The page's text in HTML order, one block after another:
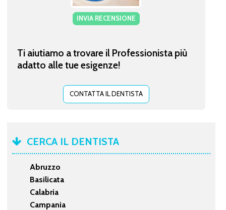
INVIA RECENSIONE
Ti aiutiamo a trovare il Professionista più
adatto alle tue esigenze!
CONTATTA IL DENTISTA
CERCA IL DENTISTA
Abruzzo
Basilicata
Calabria
Campania